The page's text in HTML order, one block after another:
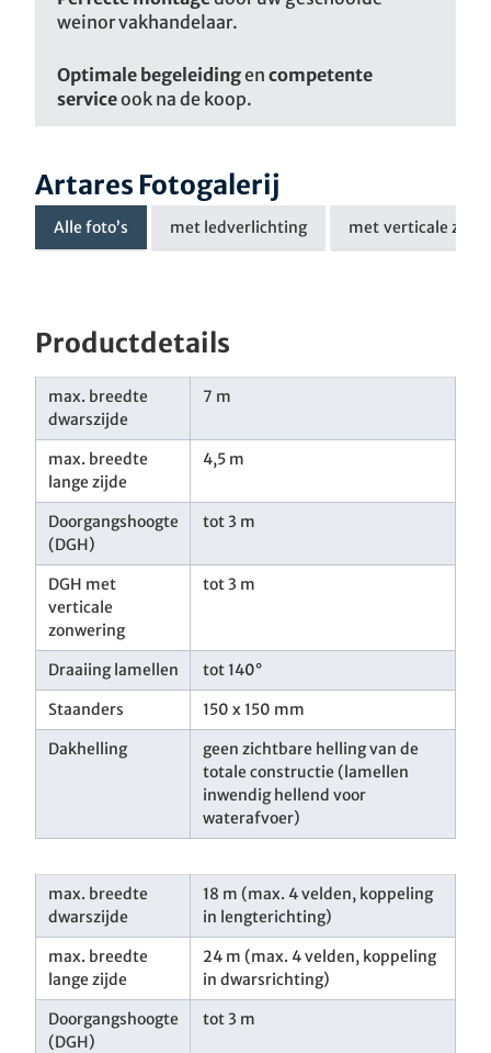
weinor vakhandelaar.
Optimale begeleidingen competente
serviceook na de koop.
Artares Fotogalerij
Alle foto’s met ledverlichting met verticale
Productdetails
max. breedte
dwarszijde
7 m
max. breedte
lange zijde
4,5 m
Doorgangshoogte
(DGH)
tot 3 m
DGH met
verticale
zonwering
tot 3 m
Draaiing lamellen
tot 140°
Staanders
150 x 150 mm
Dakhelling
geen zichtbare helling van de
totale constructie (lamellen
inwendig hellend voor
waterafvoer)
max. breedte
dwarszijde
18 m (max. 4 velden, koppeling
in lengterichting)
max. breedte
lange zijde
24 m (max. 4 velden, koppeling
in dwarsrichting)
Doorgangshoogte
(DGH)
tot 3 m